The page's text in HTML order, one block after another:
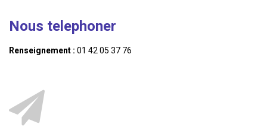
Nous telephoner
Renseignement : 01 42 05 37 76